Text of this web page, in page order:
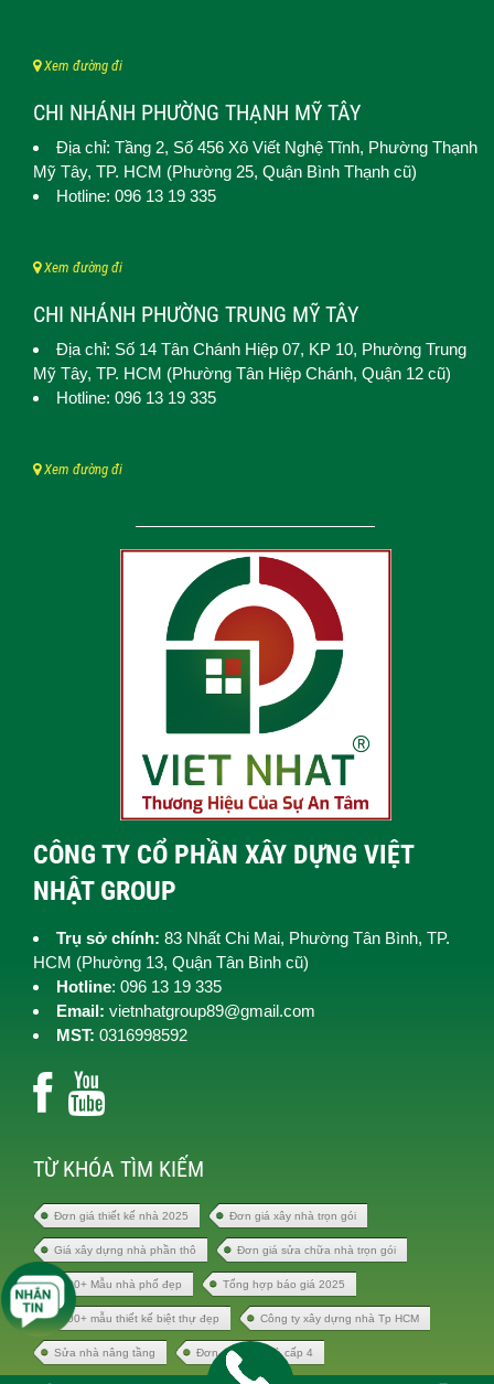
Xem đường đi
CHI NHÁNH PHƯỜNG THẠNH MỸ TÂY
Địa chỉ: Tầng 2, Số 456 Xô Viết Nghệ Tĩnh, Phường Thạnh
Mỹ Tây, TP. HCM (Phường 25, Quận Bình Thạnh cũ)
Hotline: 096 13 19 335
Xem đường đi
CHI NHÁNH PHƯỜNG TRUNG MỸ TÂY
Địa chỉ: Số 14 Tân Chánh Hiệp 07, KP 10, Phường Trung
Mỹ Tây, TP. HCM (Phường Tân Hiệp Chánh, Quận 12 cũ)
Hotline: 096 13 19 335
Xem đường đi
CÔNG TY CỔ PHẦN XÂY DỰNG VIỆT
NHẬT GROUP
Trụ sở chính: 83 Nhất Chi Mai, Phường Tân Bình, TP.
HCM (Phường 13, Quận Tân Bình cũ)
Hotline: 096 13 19 335
Email: vietnhatgroup89@gmail.com
MST: 0316998592
TỪ KHÓA TÌM KIẾM
Đơn giá thiết kế nhà 2025 Đơn giá xây nhà trọn gói
Giá xây dựng nhà phần thô Đơn giá sửa chữa nhà trọn gói
1000+ Mẫu nhà phố đẹp Tổng hợp báo giá 2025
1000+ mẫu thiết kế biệt thự đẹp Công ty xây dựng nhà Tp HCM
Sửa nhà nâng tầng Đơn giá xây nhà cấp 4